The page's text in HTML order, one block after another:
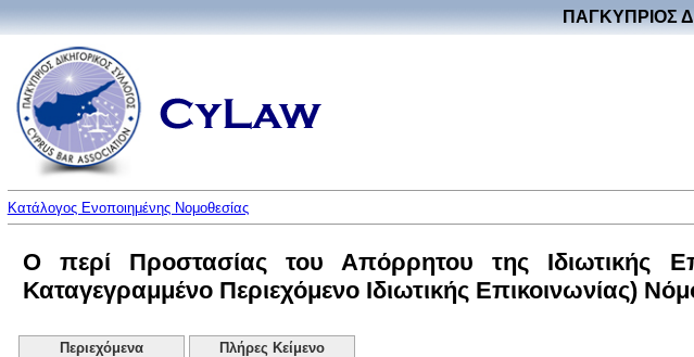
ΠΑΓΚΥΠΡΙΟΣ
Κατάλογος Ενοποιημένης Νομοθεσίας
Ο περί Προστασίας του Απόρρητου της Ιδιωτικής
Καταγεγραμμένο Περιεχόμενο Ιδιωτικής Επικοινωνίας)
Περιεχόμενα Πλήρες Κείμενο